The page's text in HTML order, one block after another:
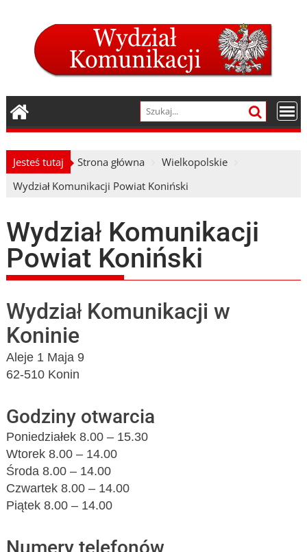
Jesteś tutaj Strona główna
Wielkopolskie
Wydział Komunikacji Powiat Koniński
Wydział Komunikacji
Powiat Koniński
Wydział Komunikacji w
Koninie
Aleje 1 Maja 9
62-510 Konin
Godziny otwarcia
Poniedziałek 8.00 – 15.30
Wtorek 8.00 – 14.00
Środa 8.00 – 14.00
Czwartek 8.00 – 14.00
Piątek 8.00 – 14.00